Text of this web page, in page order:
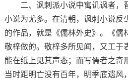
二、讽刺派小说中寓讥讽者，
小说为尤多。在清朝，讽刺小说反
的作品，就是《儒林外史》。《儒
敬梓做的。敬梓多所见闻，又工于
能在纸上见其声态；而写儒者之奇
当时距明亡没有百年，明季底遗风